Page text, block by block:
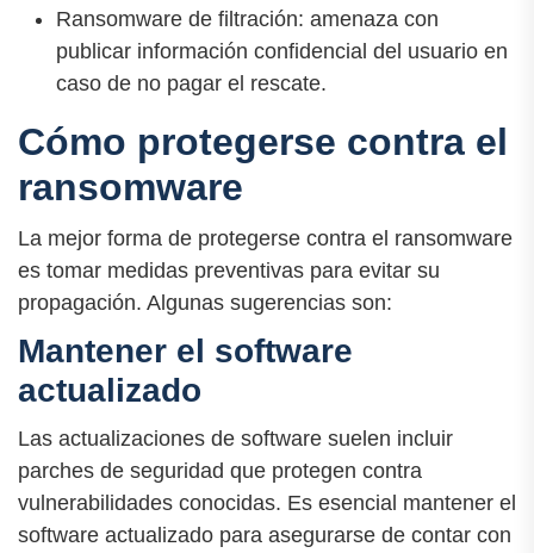
Ransomware de filtración: amenaza con
publicar información confidencial del usuario en
caso de no pagar el rescate.
Cómo protegerse contra el
ransomware
La mejor forma de protegerse contra el ransomware
es tomar medidas preventivas para evitar su
propagación. Algunas sugerencias son:
Mantener el software
actualizado
Las actualizaciones de software suelen incluir
parches de seguridad que protegen contra
vulnerabilidades conocidas. Es esencial mantener el
software actualizado para asegurarse de contar con